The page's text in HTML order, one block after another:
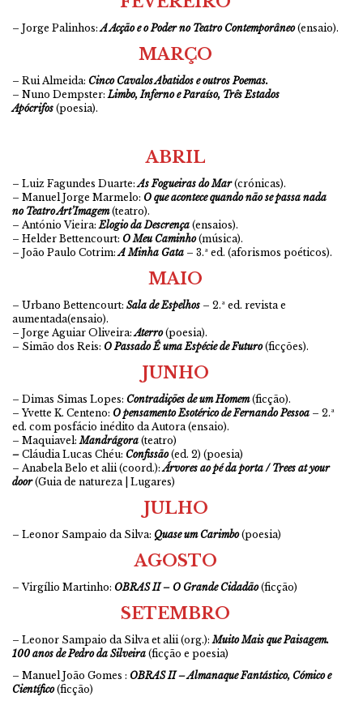
– Jorge Palinhos:A Acção e o Poder no Teatro Contemporâneo(ensaio).
MARÇO
– Rui Almeida: Cinco Cavalos Abatidos e outros Poemas.
– Nuno Dempster:Limbo, Inferno e Paraíso, Três Estados
Apócrifos (poesia).
ABRIL
– Luiz Fagundes Duarte:As Fogueiras do Mar(crónicas).
– Manuel Jorge Marmelo: O que acontece quando não se passa nada
no Teatro Art’Imagem(teatro).
– António Vieira:Elogio da Descrença (ensaios).
– Helder Bettencourt: O Meu Caminho(música).
– João Paulo Cotrim:A Minha Gata – 3.ª ed. (aforismos poéticos).
MAIO
– Urbano Bettencourt: Sala de Espelhos – 2.ª ed. revista e
aumentada(ensaio).
– Jorge Aguiar Oliveira:Aterro(poesia).
– Simão dos Reis: O Passado É uma Espécie de Futuro(ficções).
JUNHO
– Dimas Simas Lopes: Contradições de um Homem(ficção).
– Yvette K. Centeno: O pensamento Esotérico de Fernando Pessoa – 2.ª
ed. com posfácio inédito da Autora (ensaio).
– Maquiavel:Mandrágora (teatro)
– Cláudia Lucas Chéu: Confissão(ed. 2) (poesia)
– Anabela Belo et alii (coord.):Árvores ao pé da porta / Trees at your
door(Guia de natureza | Lugares)
JULHO
– Leonor Sampaio da Silva: Quase um Carimbo(poesia)
AGOSTO
– Virgílio Martinho: OBRAS II – O Grande Cidadão(ficção)
SETEMBRO
– Leonor Sampaio da Silva et alii (org.): Muito Mais que Paisagem.
100 anos de Pedro da Silveira (ficção e poesia)
– Manuel João Gomes : OBRAS II – Almanaque Fantástico, Cómico e
Científico(ficção)